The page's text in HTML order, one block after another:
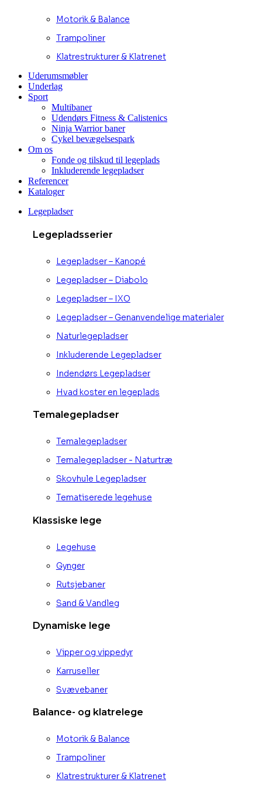
Motorik & Balance
Trampoliner
Klatrestrukturer & Klatrenet
Uderumsmøbler
Underlag
Sport
Multibaner
Udendørs Fitness & Calistenics
Ninja Warrior baner
Cykel bevægelsespark
Om os
Fonde og tilskud til legeplads
Inkluderende legepladser
Referencer
Kataloger
Legepladser
Legepladsserier
Legepladser – Kanopé
Legepladser – Diabolo
Legepladser – IXO
Legepladser – Genanvendelige materialer
Naturlegepladser
Inkluderende Legepladser
Indendørs Legepladser
Hvad koster en legeplads
Temalegepladser
Temalegepladser
Temalegepladser - Naturtræ
Skovhule Legepladser
Tematiserede legehuse
Klassiske lege
Legehuse
Gynger
Rutsjebaner
Sand & Vandleg
Dynamiske lege
Vipper og vippedyr
Karruseller
Svævebaner
Balance- og klatrelege
Motorik & Balance
Trampoliner
Klatrestrukturer & Klatrenet